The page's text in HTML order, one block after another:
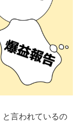
と言われているの